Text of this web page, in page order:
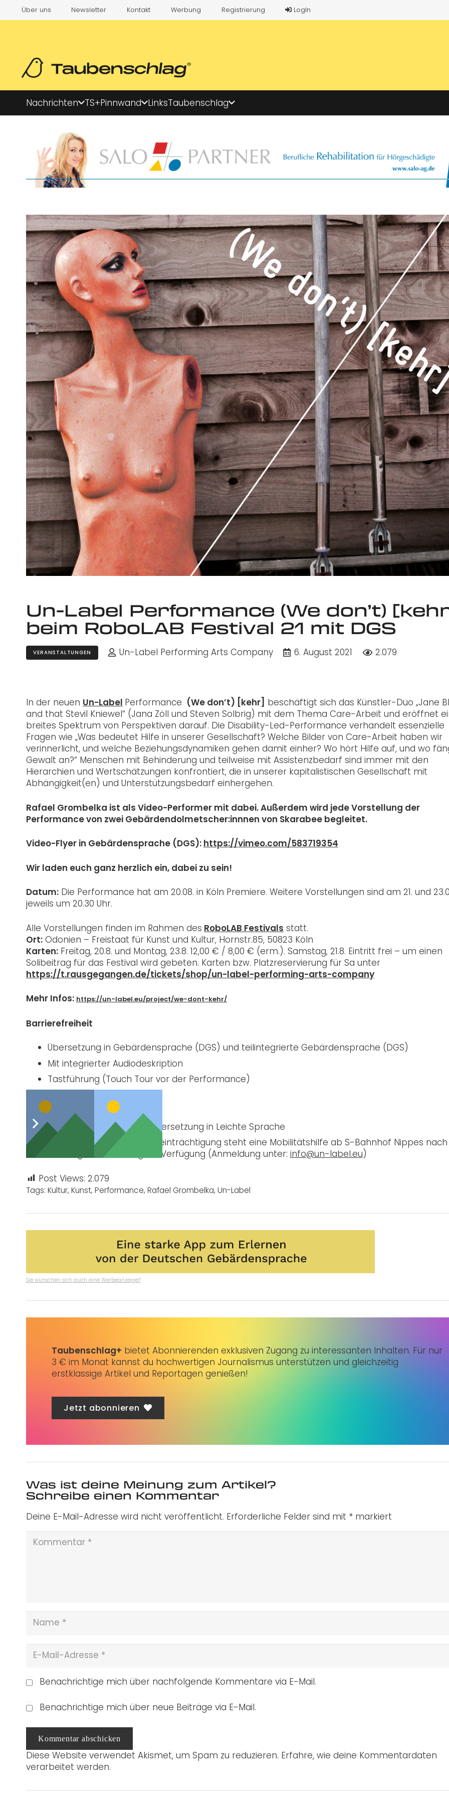
Über uns Newsletter Kontakt Werbung Registrierung LogIn
Nachrichten TS+Pinnwand LinksTaubenschlag
Un-Label Performance (We don’t)
beim RoboLAB Festival 21 mit DGS
VERANSTALTUNGEN Un-Label Performing Arts Company 6. August 2021 2.079
In der neuen Un-Label Performance (We don’t) [kehr] beschäftigt sich das Künstler-Duo „Jane
and that Stevil Kniewel“ (Jana Zöll und Steven Solbrig) mit dem Thema Care-Arbeit und eröffnet
breites Spektrum von Perspektiven darauf. Die Disability-Led-Performance verhandelt essenzielle
Fragen wie „Was bedeutet Hilfe in unserer Gesellschaft? Welche Bilder von Care-Arbeit haben wir
verinnerlicht, und welche Beziehungsdynamiken gehen damit einher? Wo hört Hilfe auf, und wo
Gewalt an?“ Menschen mit Behinderung und teilweise mit Assistenzbedarf sind immer mit den
Hierarchien und Wertschätzungen konfrontiert, die in unserer kapitalistischen Gesellschaft mit
Abhängigkeit(en) und Unterstützungsbedarf einhergehen.
Rafael Grombelka ist als Video-Performer mit dabei. Außerdem wird jede Vorstellung der
Performance von zwei Gebärdendolmetscher:innnen von Skarabee begleitet.
Video-Flyer in Gebärdensprache (DGS): https://vimeo.com/583719354
Wir laden euch ganz herzlich ein, dabei zu sein!
Datum: Die Performance hat am 20.08. in Köln Premiere. Weitere Vorstellungen sind am 21. und
jeweils um 20.30 Uhr.
Alle Vorstellungen finden im Rahmen des RoboLAB Festivals statt.
Ort: Odonien – Freistaat für Kunst und Kultur, Hornstr.85, 50823 Köln
Karten: Freitag, 20.8. und Montag, 23.8. 12,00 € / 8,00 € (erm.). Samstag, 21.8. Eintritt frei – um einen
Solibeitrag für das Festival wird gebeten. Karten bzw. Platzreservierung für Sa unter
https://t.rausgegangen.de/tickets/shop/un-label-performing-arts-company
Mehr Infos: https://un-label.eu/project/we-dont-kehr/
Barrierefreiheit
Übersetzung in Gebärdensprache (DGS) und teilintegrierte Gebärdensprache (DGS)
Mit integrierter Audiodeskription
Tastführung (Touch Tour vor der Performance)
Blindenhunde willkommen
Am Samstag 21. August: Übersetzung in Leichte Sprache
Besucher:innen mit Sehbeeinträchtigung steht eine Mobilitätshilfe ab S-Bahnhof Nippes nach
vorheriger Anmeldung zur Verfügung (Anmeldung unter: info@un-label.eu)
Post Views: 2.079
Tags: Kultur, Kunst, Performance, Rafael Grombelka, Un-Label
Sie wünschen sich auch eine Werbeanzeige?
Taubenschlag+ bietet Abonnierenden exklusiven Zugang zu interessanten Inhalten. Für nur
3 € im Monat kannst du hochwertigen Journalismus unterstützen und gleichzeitig
erstklassige Artikel und Reportagen genießen!
Jetzt abonnieren
Was ist deine Meinung zum Artikel?
Schreibe einen Kommentar
Deine E-Mail-Adresse wird nicht veröffentlicht. Erforderliche Felder sind mit * markiert
Benachrichtige mich über nachfolgende Kommentare via E-Mail.
Benachrichtige mich über neue Beiträge via E-Mail.
Kommentar abschicken
Diese Website verwendet Akismet, um Spam zu reduzieren. Erfahre, wie deine Kommentardaten
verarbeitet werden.